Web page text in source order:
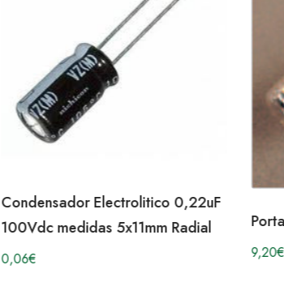
Condensador Electrolitico 0,22uF
100Vdc medidas 5x11mm Radial
0,06€ 9,20€